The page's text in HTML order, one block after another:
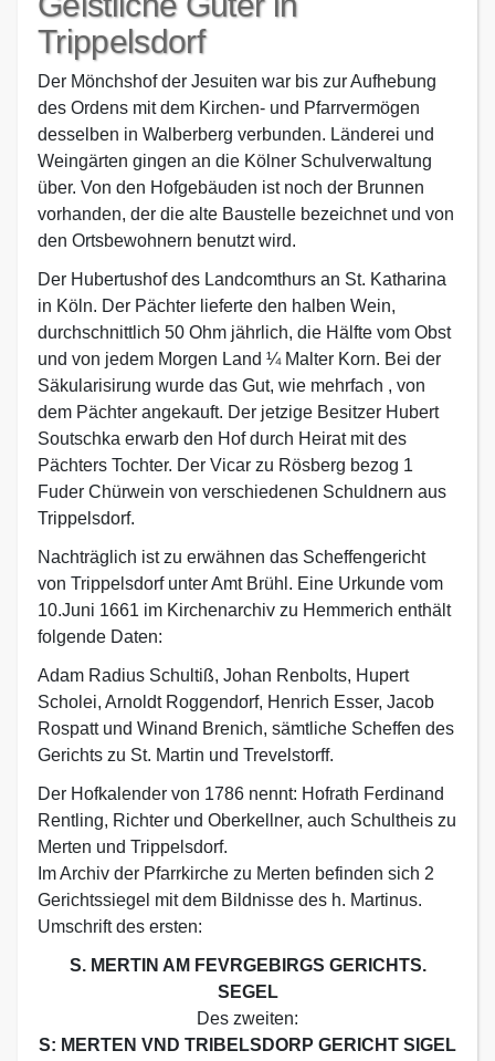
Trippelsdorf
Der Mönchshof der Jesuiten war bis zur Aufhebung
des Ordens mit dem Kirchen- und Pfarrvermögen
desselben in Walberberg verbunden. Länderei und
Weingärten gingen an die Kölner Schulverwaltung
über. Von den Hofgebäuden ist noch der Brunnen
vorhanden, der die alte Baustelle bezeichnet und von
den Ortsbewohnern benutzt wird.
Der Hubertushof des Landcomthurs an St. Katharina
in Köln. Der Pächter lieferte den halben Wein,
durchschnittlich 50 Ohm jährlich, die Hälfte vom Obst
und von jedem Morgen Land ¼ Malter Korn. Bei der
Säkularisirung wurde das Gut, wie mehrfach , von
dem Pächter angekauft. Der jetzige Besitzer Hubert
Soutschka erwarb den Hof durch Heirat mit des
Pächters Tochter. Der Vicar zu Rösberg bezog 1
Fuder Chürwein von verschiedenen Schuldnern aus
Trippelsdorf.
Nachträglich ist zu erwähnen das Scheffengericht
von Trippelsdorf unter Amt Brühl. Eine Urkunde vom
10.Juni 1661 im Kirchenarchiv zu Hemmerich enthält
folgende Daten:
Adam Radius Schultiß, Johan Renbolts, Hupert
Scholei, Arnoldt Roggendorf, Henrich Esser, Jacob
Rospatt und Winand Brenich, sämtliche Scheffen des
Gerichts zu St. Martin und Trevelstorff.
Der Hofkalender von 1786 nennt: Hofrath Ferdinand
Rentling, Richter und Oberkellner, auch Schultheis zu
Merten und Trippelsdorf.
Im Archiv der Pfarrkirche zu Merten befinden sich 2
Gerichtssiegel mit dem Bildnisse des h. Martinus.
Umschrift des ersten:
S. MERTIN AM FEVRGEBIRGS GERICHTS.
SEGEL
Des zweiten:
S: MERTEN VND TRIBELSDORP GERICHT SIGEL